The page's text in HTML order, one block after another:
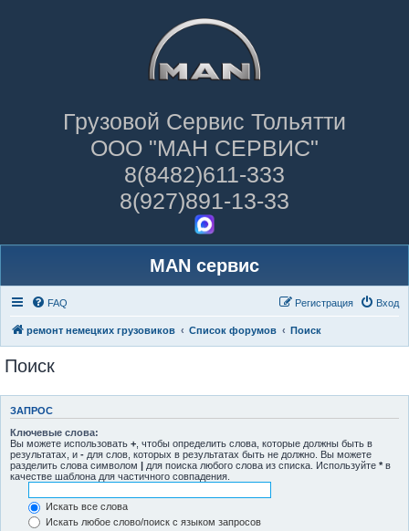
Грузовой Сервис Тольятти
ООО "МАН СЕРВИС"
8(8482)611-333
8(927)891-13-33
MAN сервис
FAQ Вход
Регистрация
ремонт немецких грузовиков Список форумов Поиск
Поиск
ЗАПРОС
Ключевые слова:
Вы можете использовать + , чтобы определить слова, которые должны быть в
результатах, и - для слов, которых в результатах быть не должно. Вы можете
разделить слова символом | для поиска любого слова из списка. Используйте * в
качестве шаблона для частичного совпадения.
Искать все слова
Искать любое слово/поиск с языком запросов